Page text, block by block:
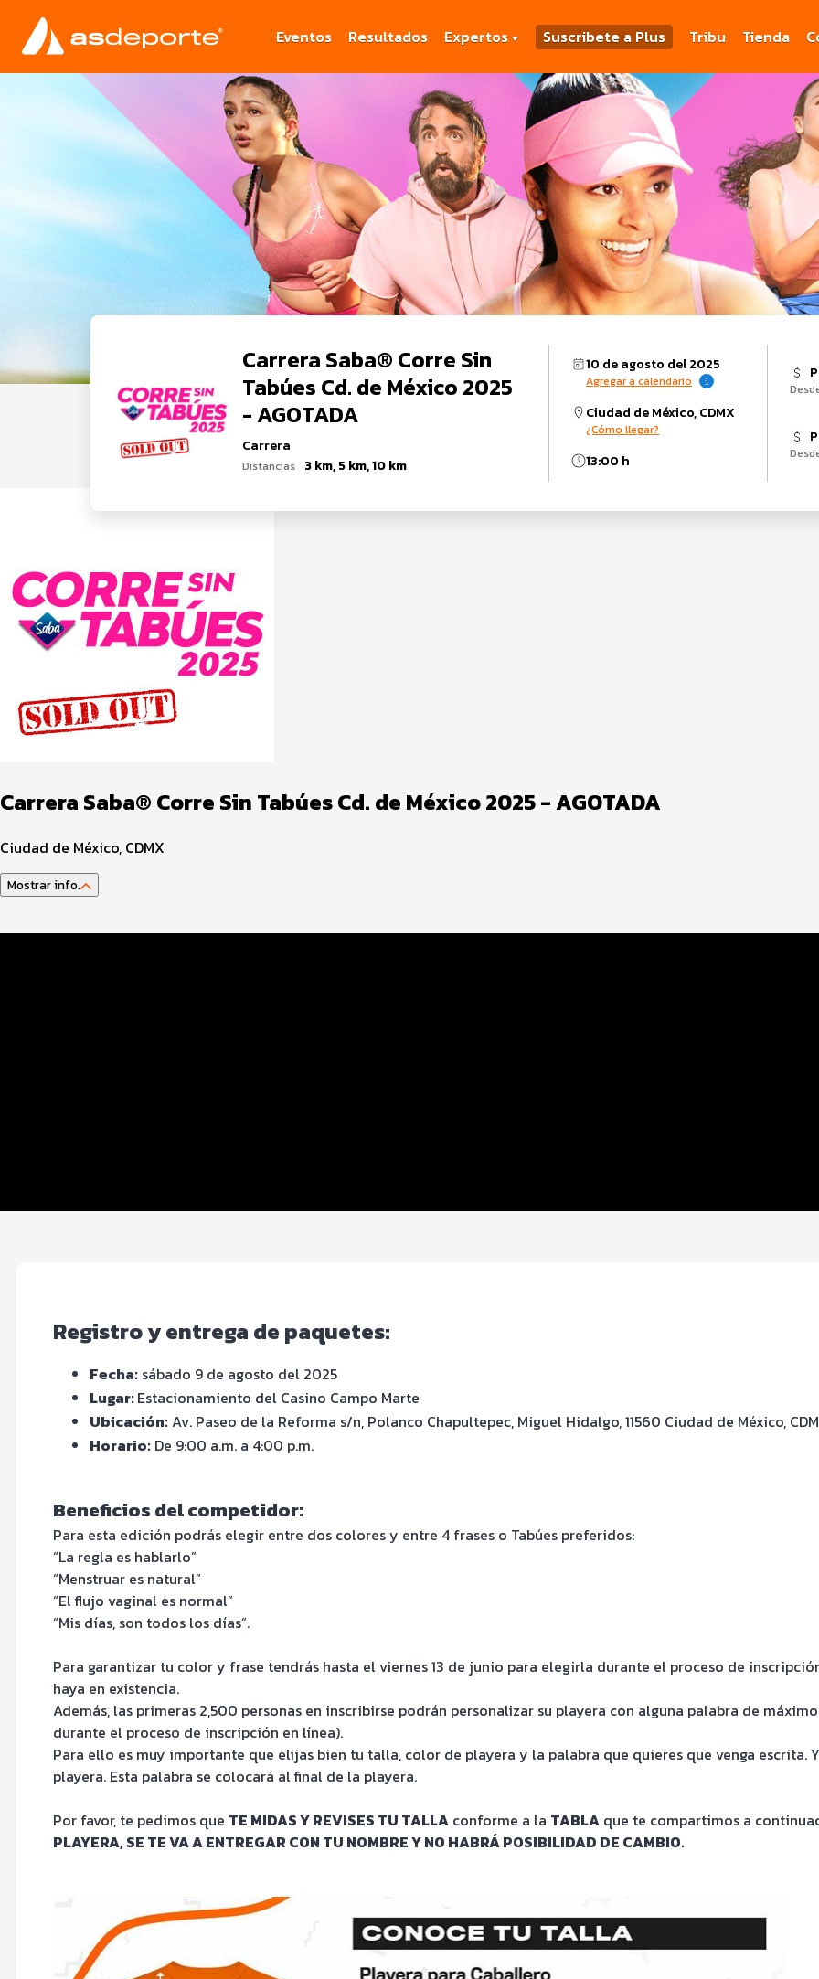
Eventos Resultados Expertos Suscribete a Plus Tribu Tienda
Carrera Saba® Corre Sin
Tabúes Cd. de México 2025
- AGOTADA
Carrera
Distancias 3 km, 5 km, 10 km
10 de agosto del 2025
Agregar a calendario
Ciudad de México, CDMX
¿Cómo llegar?
13:00 h
Carrera Saba® Corre Sin Tabúes Cd. de México 2025 - AGOTADA
Ciudad de México, CDMX
Mostrar info.
Registro y entrega de paquetes:
Fecha: sábado 9 de agosto del 2025
Lugar:Estacionamiento del Casino Campo Marte
Ubicación:Av. Paseo de la Reforma s/n, Polanco Chapultepec, Miguel Hidalgo, 11560 Ciudad de México,
Horario: De 9:00 a.m. a 4:00 p.m.
Beneficios del competidor:
Para esta edición podrás elegir entre dos colores y entre 4 frases o Tabúes preferidos:
“La regla es hablarlo”
“Menstruar es natural”
“El flujo vaginal es normal”
“Mis días, son todos los días”.
Para garantizar tu color y frase tendrás hasta el viernes 13 de junio para elegirla durante el proceso de
haya en existencia.
Además, las primeras 2,500 personas en inscribirse podrán personalizar su playera con alguna palabra de
durante el proceso de inscripción en línea).
Para ello es muy importante que elijas bien tu talla, color de playera y la palabra que quieres que venga escrita.
playera. Esta palabra se colocará al final de la playera.
Por favor, te pedimos que TE MIDAS Y REVISES TU TALLA conforme a la TABLA que te compartimos a
PLAYERA, SE TE VA A ENTREGAR CON TU NOMBRE Y NO HABRÁ POSIBILIDAD DE CAMBIO.